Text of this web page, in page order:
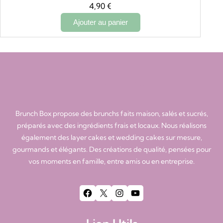
4,90€
Ajouter au panier
Brunch Box propose des brunchs faits maison, salés et sucrés,
préparés avec des ingrédients frais et locaux. Nous réalisons
également des layer cakes et wedding cakes sur mesure,
gourmands et élégants. Des créations de qualité, pensées pour
vos moments en famille, entre amis ou en entreprise.
Facebook X Instagram YouTube